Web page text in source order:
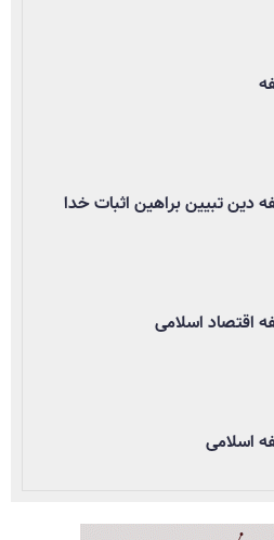
دین تبیین براهین اثبات خدا
اقتصاد اسلامی
اسلامی